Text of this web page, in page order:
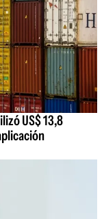
US$ 13,8